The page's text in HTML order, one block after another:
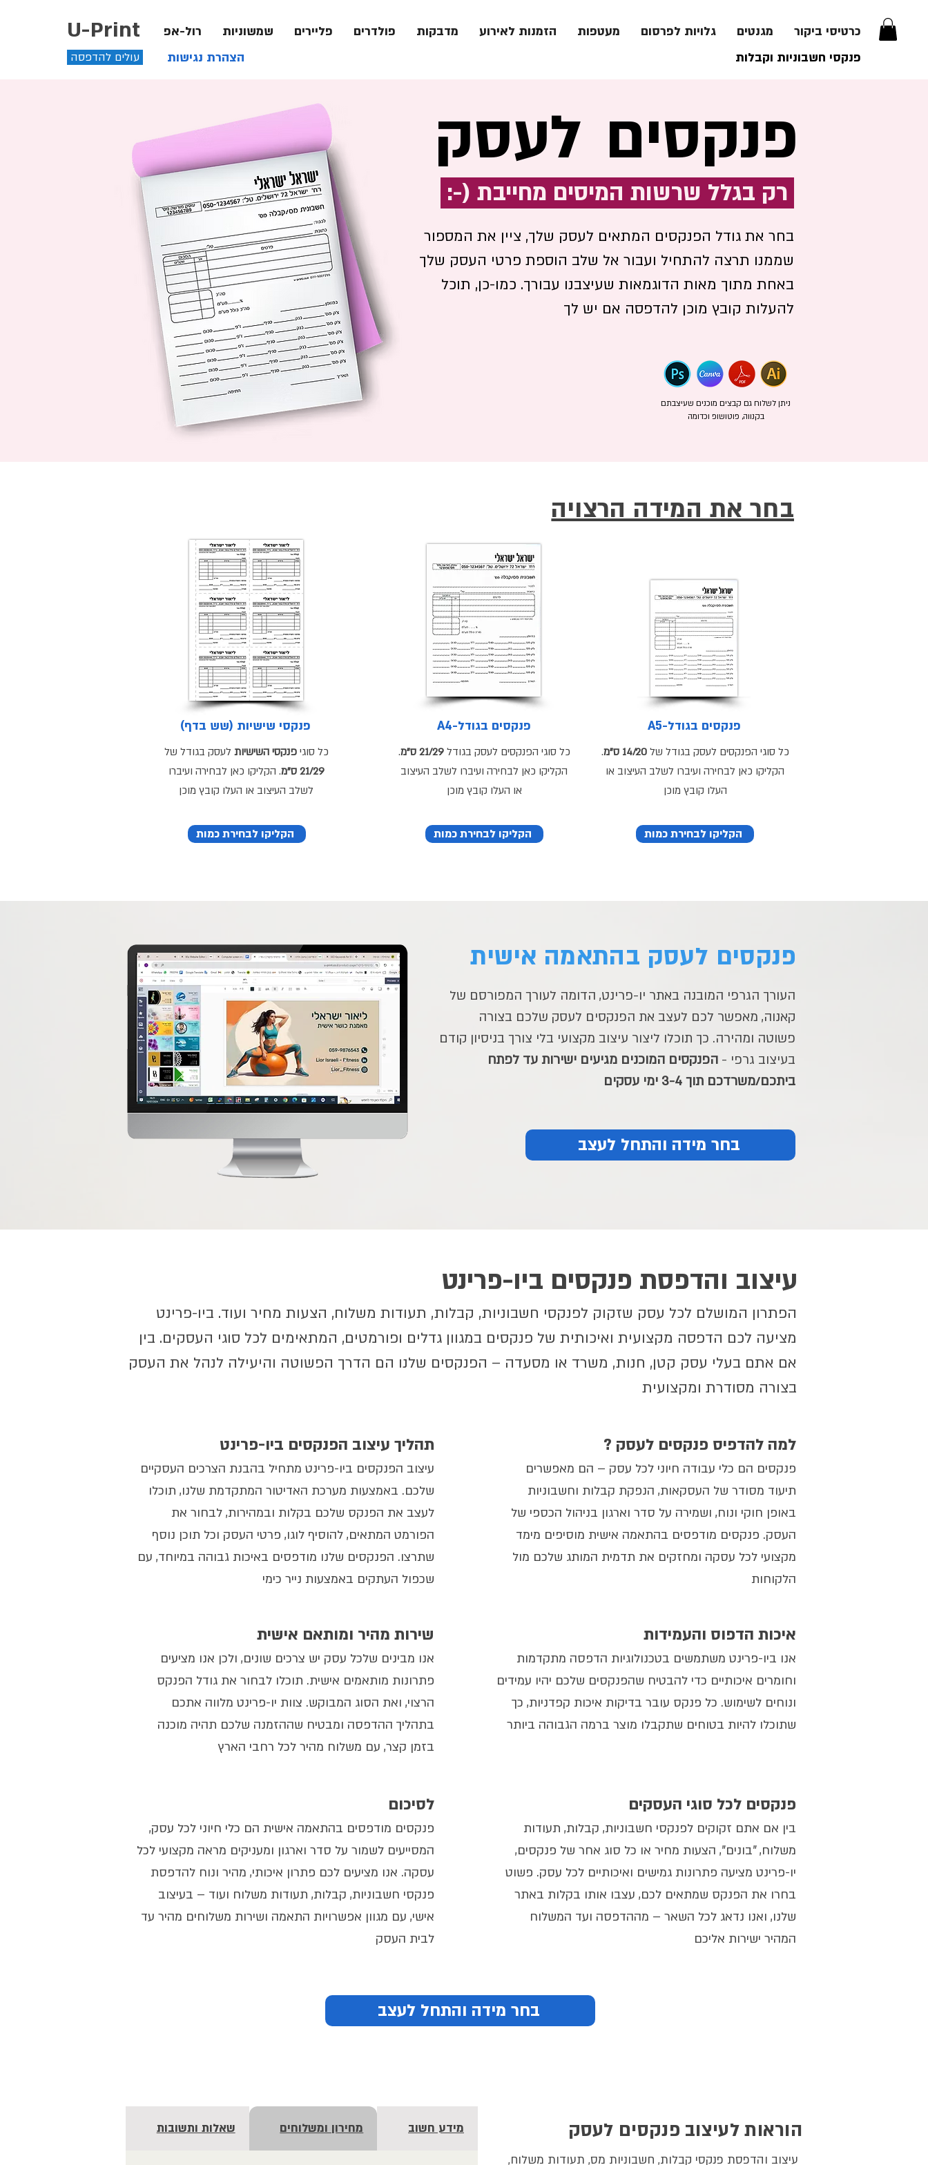
U-Print כרטיסי ביקור מגנטים גלויות לפרסום מעטפות הזמנות לאירוע מדבקות פולדרים פליירים שמשוניות
רול-אפ
הצהרת נגישות
פנקסי חשבוניות וקבלות
פנקסים לעסק
בחר את גודל הפנקסים המתאים לעסק שלך, ציין את המספור
שממנו תרצה להתחיל ועבור אל שלב הוספת פרטי העסק שלך
באחת מתוך מאות הדוגמאות שעיצבנו עבורך. כמו-כן, תוכל
להעלות קובץ מוכן להדפסה אם יש לך
ניתן לשלוח גם קבצים מוכנים שעיצבתם
בקנווה, פוטושופ וכדומה
בחר את המידה הרצויה
(פנקסי שישיות (שש בדף
כל סוגיפנקסי השישיות לעסק בגודל של
21/29 ס"מ
. הקליקו כאן לבחירה ועיברו
לשלב העיצוב או העלו קובץ מוכן
הקליקו לבחירת כמות
A4-פנקסים בגודל
כל סוגי הפנקסים לעסק בגודל21/29 ס"מ
.
הקליקו כאן לבחירה ועיברו לשלב העיצוב
או העלו קובץ מוכן
הקליקו לבחירת כמות
A5-פנקסים בגודל
כל סוגי הפנקסים לעסק בגודל של14/20 ס"מ
.
הקליקו כאן לבחירה ועיברו לשלב העיצוב או
העלו קובץ מוכן
הקליקו לבחירת כמות
פנקסים לעסק בהתאמה אישית
העורך הגרפי המובנה באתר יו-פרינט, הדומה לעורך המפורסם של
קאנוה, מאפשר לכם לעצב את הפנקסים לעסק שלכם בצורה
פשוטה ומהירה. כך תוכלו ליצור עיצוב מקצועי בלי צורך בניסיון קודם
בעיצוב גרפי - הפנקסים המוכנים מגיעים ישירות עד לפתח
ביתכם/משרדכם תוך 3-4 ימי עסקים
בחר מידה והתחל לעצב
עיצוב והדפסת פנקסים ביו-פרינט
הפתרון המושלם לכל עסק שזקוק לפנקסי חשבוניות, קבלות, תעודות משלוח, הצעות מחיר ועוד. ביו-פרינט
מציעה לכם הדפסה מקצועית ואיכותית של פנקסים במגוון גדלים ופורמטים, המתאימים לכל סוגי העסקים. בין
אם אתם בעלי עסק קטן, חנות, משרד או מסעדה – הפנקסים שלנו הם הדרך הפשוטה והיעילה לנהל את העסק
בצורה מסודרת ומקצועית
תהליך עיצוב הפנקסים ביו-פרינט
עיצוב הפנקסים ביו-פרינט מתחיל בהבנת הצרכים העסקיים
שלכם. באמצעות מערכת האדיטור המתקדמת שלנו, תוכלו
לעצב את הפנקס שלכם בקלות ובמהירות, לבחור את
הפורמט המתאים, להוסיף לוגו, פרטי העסק וכל תוכן נוסף
שתרצו. הפנקסים שלנו מודפסים באיכות גבוהה במיוחד, עם
שכפול העתקים באמצעות נייר כימי
שירות מהיר ומותאם אישית
אנו מבינים שלכל עסק יש צרכים שונים, ולכן אנו מציעים
פתרונות מותאמים אישית. תוכלו לבחור את גודל הפנקס
הרצוי, ואת הסוג המבוקש. צוות יו-פרינט מלווה אתכם
בתהליך ההדפסה ומבטיח שההזמנה שלכם תהיה מוכנה
בזמן קצר, עם משלוח מהיר לכל רחבי הארץ
לסיכום
פנקסים מודפסים בהתאמה אישית הם כלי חיוני לכל עסק,
המסייעים לשמור על סדר וארגון ומעניקים מראה מקצועי לכל
עסקה. אנו מציעים לכם פתרון איכותי, מהיר ונוח להדפסת
פנקסי חשבוניות, קבלות, תעודות משלוח ועוד – בעיצוב
אישי, עם מגוון אפשרויות התאמה ושירות משלוחים מהיר עד
לבית העסק
? למה להדפיס פנקסים לעסק
פנקסים הם כלי עבודה חיוני לכל עסק – הם מאפשרים
תיעוד מסודר של העסקאות, הנפקת קבלות וחשבוניות
באופן חוקי ונוח, ושמירה על סדר וארגון בניהול הכספי של
העסק. פנקסים מודפסים בהתאמה אישית מוסיפים מימד
מקצועי לכל עסקה ומחזקים את תדמית המותג שלכם מול
הלקוחות
איכות הדפוס והעמידות
אנו ביו-פרינט משתמשים בטכנולוגיות הדפסה מתקדמות
וחומרים איכותיים כדי להבטיח שהפנקסים שלכם יהיו עמידים
ונוחים לשימוש. כל פנקס עובר בדיקות איכות קפדניות, כך
שתוכלו להיות בטוחים שתקבלו מוצר ברמה הגבוהה ביותר
פנקסים לכל סוגי העסקים
בין אם אתם זקוקים לפנקסי חשבוניות, קבלות, תעודות
משלוח, "בונים", הצעות מחיר או כל סוג אחר של פנקסים,
יו-פרינט מציעה פתרונות גמישים ואיכותיים לכל עסק. פשוט
בחרו את הפנקס שמתאים לכם, עצבו אותו בקלות באתר
שלנו, ואנו נדאג לכל השאר – מההדפסה ועד המשלוח
המהיר ישירות אליכם
בחר מידה והתחל לעצב
מידע חשוב מחירון ומשלוחים שאלות ותשובות הוראות לעיצוב פנקסים לעסק
עיצוב והדפסת פנקסי קבלות, חשבוניות מס, תעודות משלוח,